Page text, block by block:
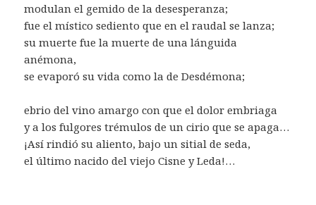
modulan el gemido de la desesperanza;
fue el místico sediento que en el raudal se lanza;
su muerte fue la muerte de una lánguida
anémona,
se evaporó su vida como la de Desdémona;
ebrio del vino amargo con que el dolor embriaga
y a los fulgores trémulos de un cirio que se apaga…
¡Así rindió su aliento, bajo un sitial de seda,
el último nacido del viejo Cisne y Leda!…